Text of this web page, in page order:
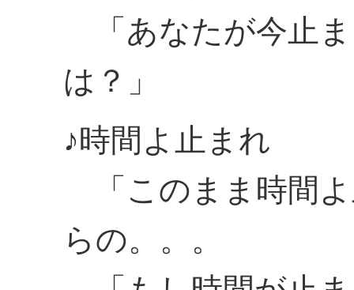
「あなたが今止
は？」
♪時間よ止まれ
「このまま時間
らの。。。